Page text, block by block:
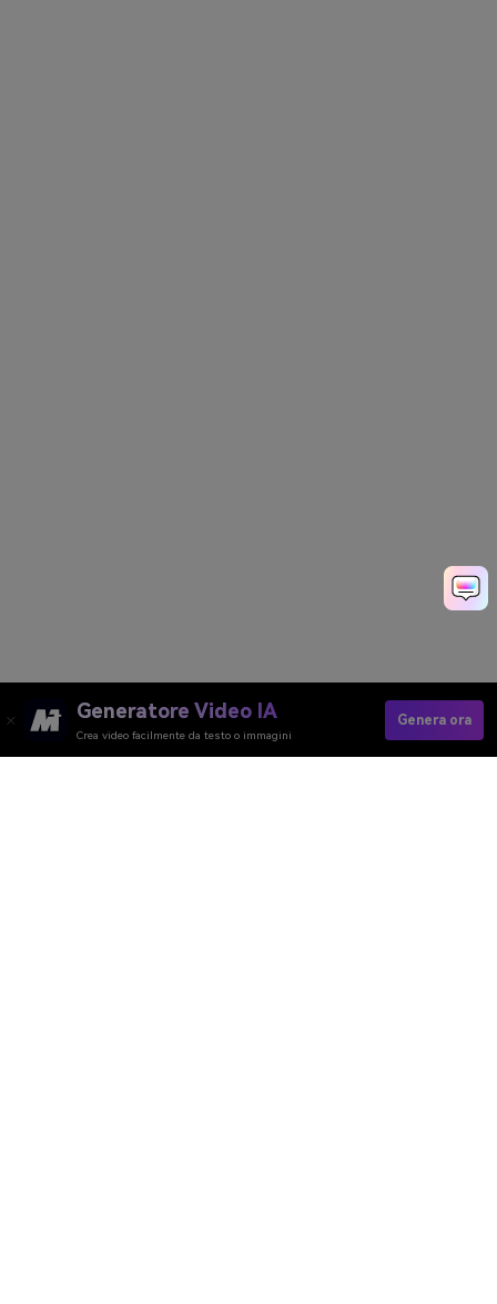
Generatore Video IA
Crea video facilmente da testo o immagini
Genera ora